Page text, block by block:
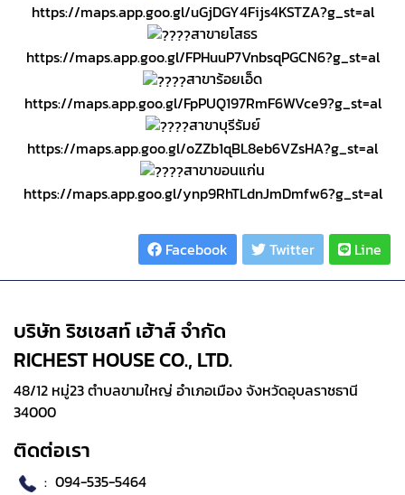
https://maps.app.goo.gl/uGjDGY4Fijs4KSTZA?g_st=al
สาขายโสธร
https://maps.app.goo.gl/FPHuuP7VnbsqPGCN6?g_st=al
สาขาร้อยเอ็ด
https://maps.app.goo.gl/FpPUQ197RmF6WVce9?g_st=al
สาขาบุรีรัมย์
https://maps.app.goo.gl/oZZb1qBL8eb6VZsHA?g_st=al
สาขาขอนแก่น
https://maps.app.goo.gl/ynp9RhTLdnJmDmfw6?g_st=al
Facebook Twitter Line
บริษัท ริชเชสท์ เฮ้าส์ จำกัด
RICHEST HOUSE CO., LTD.
48/12 หมู่23 ตำบลขามใหญ่ อำเภอเมือง จังหวัดอุบลราชธานี
34000
ติดต่อเรา
: 094-535-5464